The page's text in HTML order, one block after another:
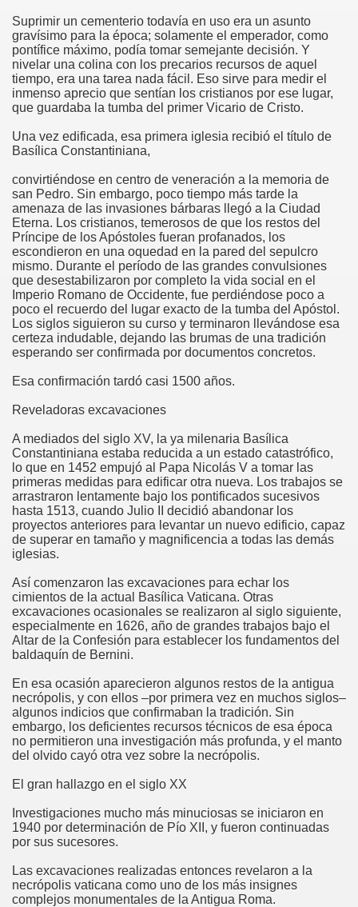
Suprimir un cementerio todavía en uso era un asunto
gravísimo para la época; solamente el emperador, como
pontífice máximo, podía tomar semejante decisión. Y
nivelar una colina con los precarios recursos de aquel
tiempo, era una tarea nada fácil. Eso sirve para medir el
inmenso aprecio que sentían los cristianos por ese lugar,
que guardaba la tumba del primer Vicario de Cristo.
Una vez edificada, esa primera iglesia recibió el título de
Basílica Constantiniana,
convirtiéndose en centro de veneración a la memoria de
san Pedro. Sin embargo, poco tiempo más tarde la
amenaza de las invasiones bárbaras llegó a la Ciudad
Eterna. Los cristianos, temerosos de que los restos del
Príncipe de los Apóstoles fueran profanados, los
escondieron en una oquedad en la pared del sepulcro
mismo. Durante el período de las grandes convulsiones
que desestabilizaron por completo la vida social en el
Imperio Romano de Occidente, fue perdiéndose poco a
poco el recuerdo del lugar exacto de la tumba del Apóstol.
Los siglos siguieron su curso y terminaron llevándose esa
certeza indudable, dejando las brumas de una tradición
esperando ser confirmada por documentos concretos.
Esa confirmación tardó casi 1500 años.
Reveladoras excavaciones
A mediados del siglo XV, la ya milenaria Basílica
Constantiniana estaba reducida a un estado catastrófico,
lo que en 1452 empujó al Papa Nicolás V a tomar las
primeras medidas para edificar otra nueva. Los trabajos se
arrastraron lentamente bajo los pontificados sucesivos
hasta 1513, cuando Julio II decidió abandonar los
proyectos anteriores para levantar un nuevo edificio, capaz
de superar en tamaño y magnificencia a todas las demás
iglesias.
Así comenzaron las excavaciones para echar los
cimientos de la actual Basílica Vaticana. Otras
excavaciones ocasionales se realizaron al siglo siguiente,
especialmente en 1626, año de grandes trabajos bajo el
Altar de la Confesión para establecer los fundamentos del
baldaquín de Bernini.
En esa ocasión aparecieron algunos restos de la antigua
necrópolis, y con ellos –por primera vez en muchos siglos–
algunos indicios que confirmaban la tradición. Sin
embargo, los deficientes recursos técnicos de esa época
no permitieron una investigación más profunda, y el manto
del olvido cayó otra vez sobre la necrópolis.
El gran hallazgo en el siglo XX
Investigaciones mucho más minuciosas se iniciaron en
1940 por determinación de Pío XII, y fueron continuadas
por sus sucesores.
Las excavaciones realizadas entonces revelaron a la
necrópolis vaticana como uno de los más insignes
complejos monumentales de la Antigua Roma.